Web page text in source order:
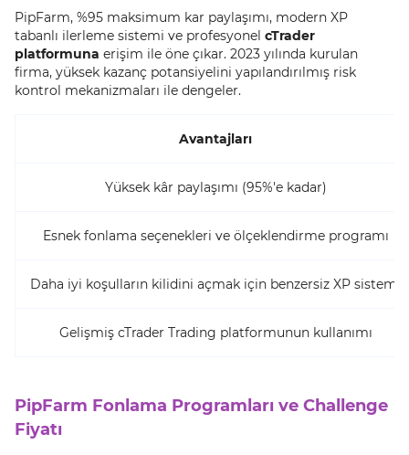
PipFarm, %95 maksimum kar paylaşımı, modern XP
tabanlı ilerleme sistemi ve profesyonel cTrader
platformuna erişim ile öne çıkar. 2023 yılında kurulan
firma, yüksek kazanç potansiyelini yapılandırılmış risk
kontrol mekanizmaları ile dengeler.
Avantajları
Yüksek kâr paylaşımı (95%'e kadar)
Esnek fonlama seçenekleri ve ölçeklendirme programı
Daha iyi koşulların kilidini açmak için benzersiz XP sistemi
Gelişmiş cTrader Trading platformunun kullanımı
PipFarm Fonlama Programları ve Challenge
Fiyatı